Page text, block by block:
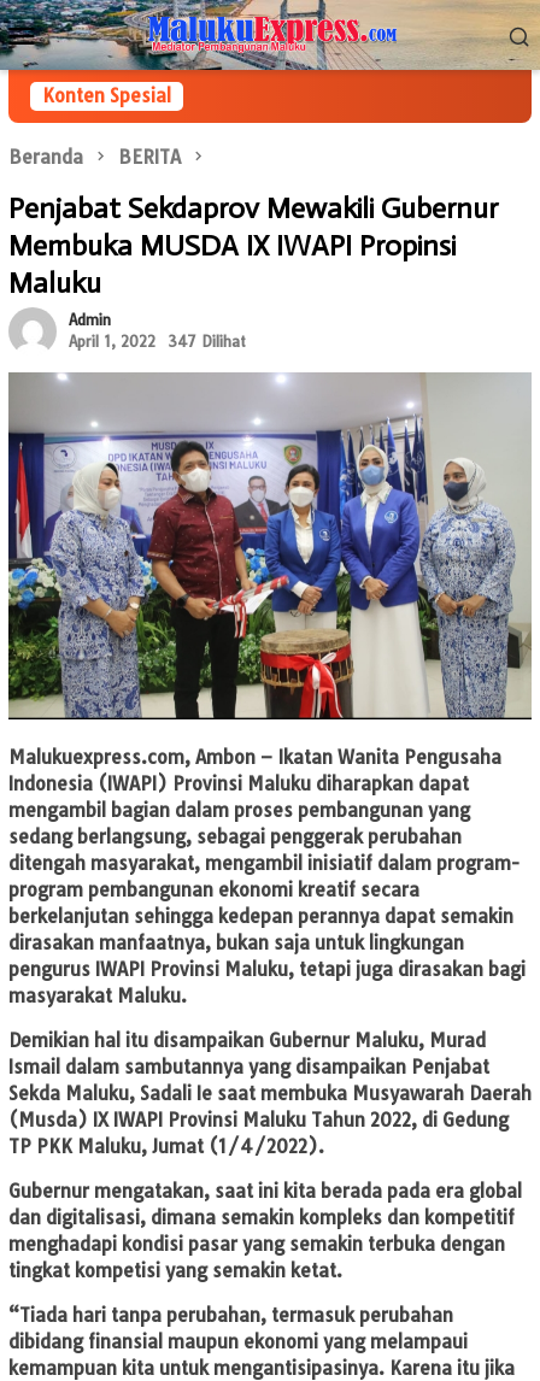
Loncat
ke
konten
Menu
Mobile
Konten Spesial
Beranda BERITA
Penjabat Sekdaprov Mewakili Gubernur
Membuka MUSDA IX IWAPI Propinsi
Maluku
Admin
April 1, 2022
347 Dilihat
Malukuexpress.com, Ambon – Ikatan Wanita Pengusaha
Indonesia (IWAPI) Provinsi Maluku diharapkan dapat
mengambil bagian dalam proses pembangunan yang
sedang berlangsung, sebagai penggerak perubahan
ditengah masyarakat, mengambil inisiatif dalam program-
program pembangunan ekonomi kreatif secara
berkelanjutan sehingga kedepan perannya dapat semakin
dirasakan manfaatnya, bukan saja untuk lingkungan
pengurus IWAPI Provinsi Maluku, tetapi juga dirasakan bagi
masyarakat Maluku.
Demikian hal itu disampaikan Gubernur Maluku, Murad
Ismail dalam sambutannya yang disampaikan Penjabat
Sekda Maluku, Sadali Ie saat membuka Musyawarah Daerah
(Musda) IX IWAPI Provinsi Maluku Tahun 2022, di Gedung
TP PKK Maluku, Jumat (1/4/2022).
Gubernur mengatakan, saat ini kita berada pada era global
dan digitalisasi, dimana semakin kompleks dan kompetitif
menghadapi kondisi pasar yang semakin terbuka dengan
tingkat kompetisi yang semakin ketat.
“Tiada hari tanpa perubahan, termasuk perubahan
dibidang finansial maupun ekonomi yang melampaui
kemampuan kita untuk mengantisipasinya. Karena itu jika